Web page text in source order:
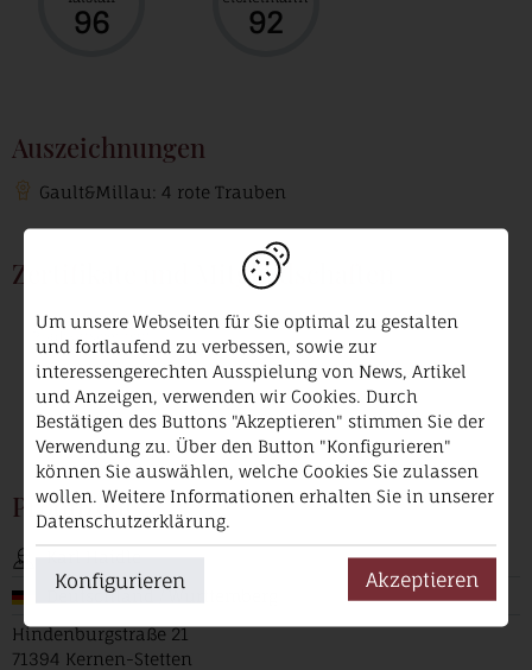
96 92
Auszeichnungen
Gault&Millau: 4 rote Trauben
Zertifikate und Mitgliedschaften
VDP.
Produzent
Karl Haidle
Deutschland / Württemberg
Hindenburgstraße 21
71394 Kernen-Stetten
Um unsere Webseiten für Sie optimal zu gestalten
und fortlaufend zu verbessen, sowie zur
interessengerechten Ausspielung von News, Artikel
und Anzeigen, verwenden wir Cookies. Durch
Bestätigen des Buttons "Akzeptieren" stimmen Sie der
Verwendung zu. Über den Button "Konfigurieren"
können Sie auswählen, welche Cookies Sie zulassen
wollen. Weitere Informationen erhalten Sie in unserer
Datenschutzerklärung.
Konfigurieren Akzeptieren